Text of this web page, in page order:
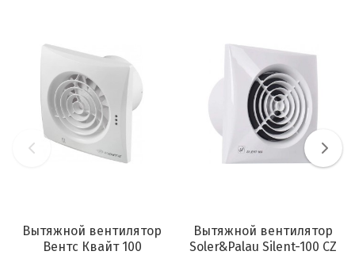
Вытяжной вентилятор
Вентс Квайт 100
Вытяжной вентилятор
Soler&Palau Silent-100 CZ